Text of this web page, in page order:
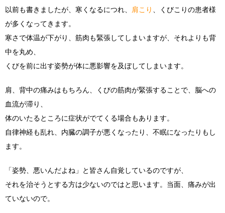
以前も書きましたが、寒くなるにつれ、 肩こり
、くびこりの患者様
が多くなってきます。
寒さで体温が下がり、筋肉も緊張してしまいますが、それよりも背
中を丸め、
くびを前に出す姿勢が体に悪影響を及ぼしてしまいます。
肩、背中の痛みはもちろん、くびの筋肉が緊張することで、脳への
血流が滞り、
体のいたるところに症状がでてくる場合もあります。
自律神経も乱れ、内臓の調子が悪くなったり、不眠になったりもし
ます。
「姿勢、悪いんだよね」と皆さん自覚しているのですが、
それを治そうとする方は少ないのではと思います。当面、痛みが出
ていないので。